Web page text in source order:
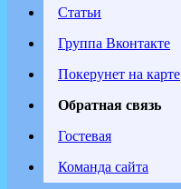
Статьи
Группа Вконтакте
Покерунет на карте
Обратная связь
Гостевая
Команда сайта